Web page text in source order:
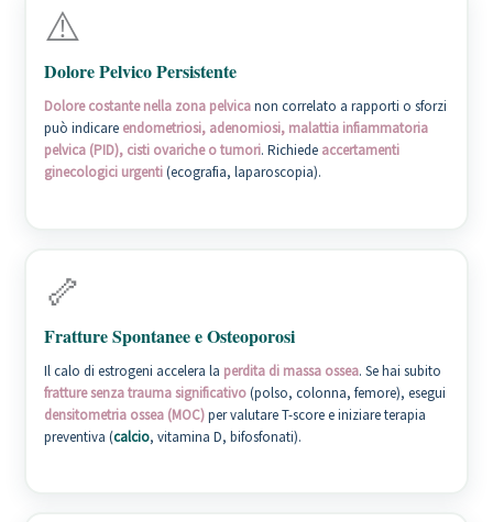
⚠️
Dolore Pelvico Persistente
Dolore costante nella zona pelvicanon correlato a rapporti o sforzi
può indicare endometriosi, adenomiosi, malattia infiammatoria
pelvica (PID), cisti ovariche o tumori. Richiede accertamenti
ginecologici urgenti(ecografia, laparoscopia).
🦴
Fratture Spontanee e Osteoporosi
Il calo di estrogeni accelera la perdita di massa ossea. Se hai subito
fratture senza trauma significativo(polso, colonna, femore), esegui
densitometria ossea (MOC)per valutare T-score e iniziare terapia
preventiva (calcio, vitamina D, bifosfonati).